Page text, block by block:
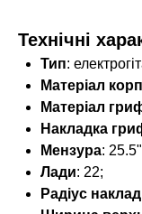
Технічні
Тип:
Матеріал
Матеріал
Накладка
Мензура:
Лади: 22;
Радіус